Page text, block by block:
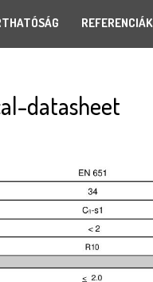
REFERENCIÁK
datasheet